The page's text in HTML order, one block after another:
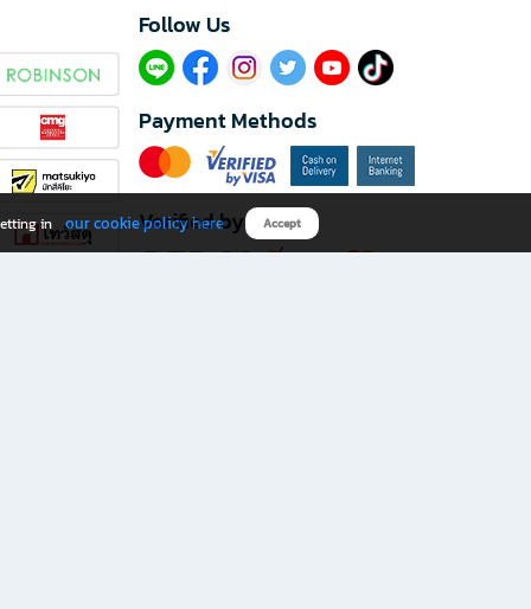
Follow Us​
Payment Methods
Verified by
in our cookie policy here Accept